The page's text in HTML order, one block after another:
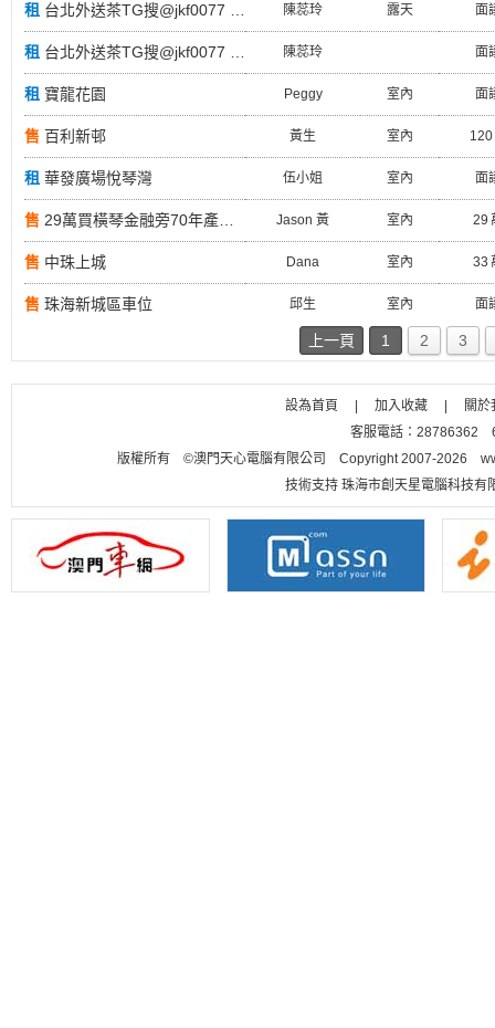
租 台北外送茶TG搜@jkf0077 台中外送茶高雄外送茶台北外送茶TG搜@jkf0077.台北外送茶T 陳蕊玲 露天 面
租 台北外送茶TG搜@jkf0077 台中外送茶高雄外送茶台北外送茶TG搜@jkf0077 陳蕊玲 面
租 寶龍花園 Peggy 室內 面
售 百利新邨 黃生 室內 120
租 華發廣場悅琴灣 伍小姐 室內 面
售 29萬買橫琴金融旁70年產權車位 可辦產權證 收租1000蚊 Jason 黃 室內 29
售 中珠上城 Dana 室內 33
售 珠海新城區車位 邱生 室內 面
上一頁 1 2 3
設為首頁 加入收藏
關於
客服電話：28786362
版權所有 ©澳門天心電腦有限公司 Copyright 2007-2026
技術支持 珠海市創天星電腦科技